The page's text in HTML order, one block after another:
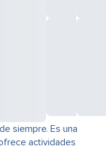
siempre. Es una
actividades